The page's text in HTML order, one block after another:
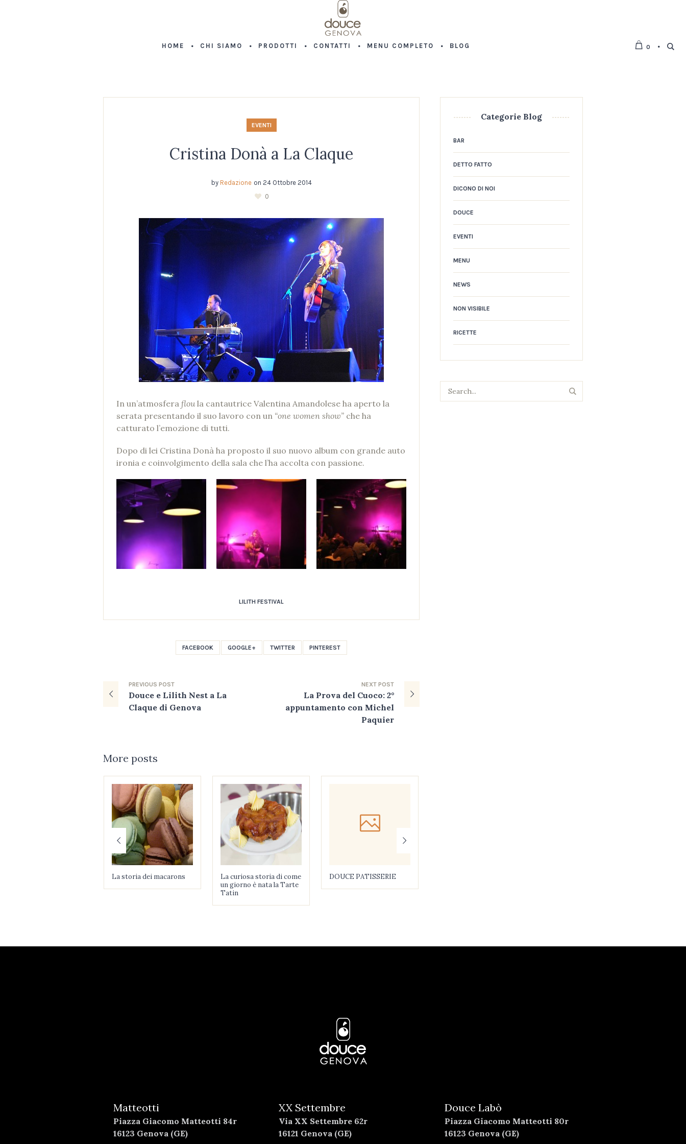
0
HOME CHI SIAMO PRODOTTI CONTATTI MENU COMPLETO BLOG
EVENTI
Cristina Donà a La Claque
by Redazione on 24 Ottobre 2014
0
In un’atmosfera floula cantautrice Valentina Amandolese ha aperto la
serata presentando il suo lavoro con un “one women show” che ha
catturato l’emozione di tutti.
Dopo di lei Cristina Donà ha proposto il suo nuovo album con grande auto
ironia e coinvolgimento della sala che l’ha accolta con passione.
LILITH FESTIVAL
FACEBOOK GOOGLE+ TWITTER PINTEREST
NEXT POST
La Prova del Cuoco: 2°
appuntamento con Michel
Paquier
PREVIOUS POST
Douce e Lilith Nest a La
Claque di Genova
More posts
La storia dei macarons
La curiosa storia di come
un giorno è nata la Tarte
Tatin
DOUCE PATISSERIE
Categorie Blog
BAR
DETTO FATTO
DICONO DI NOI
DOUCE
EVENTI
MENU
NEWS
NON VISIBILE
RICETTE
Matteotti
Piazza Giacomo Matteotti 84r
16123 Genova (GE)
XX Settembre
Via XX Settembre 62r
16121 Genova (GE)
Douce Labò
Piazza Giacomo Matteotti 80r
16123 Genova (GE)